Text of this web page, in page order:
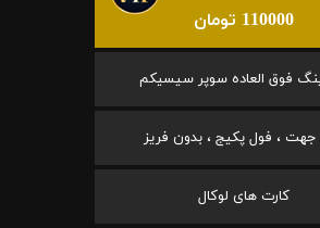
110000 تومان
فوق العاده سوپر سیسیکم
، فول پکیج ، بدون فریز
کارت های لوکال